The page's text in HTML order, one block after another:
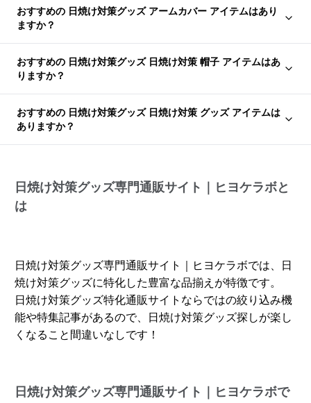
おすすめの 日焼け対策グッズ アームカバー アイテムはあり
ますか？
おすすめの 日焼け対策グッズ 日焼け対策 帽子 アイテムはあ
りますか？
おすすめの 日焼け対策グッズ 日焼け対策 グッズ アイテムは
ありますか？
日焼け対策グッズ専門通販サイト｜ヒヨケラボと
は
日焼け対策グッズ専門通販サイト｜ヒヨケラボでは、日
焼け対策グッズに特化した豊富な品揃えが特徴です。
日焼け対策グッズ特化通販サイトならではの絞り込み機
能や特集記事があるので、日焼け対策グッズ探しが楽し
くなること間違いなしです！
日焼け対策グッズ専門通販サイト｜ヒヨケラボで